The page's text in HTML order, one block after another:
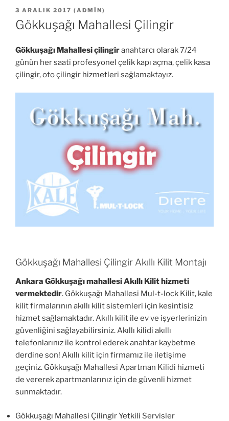
YAYIM
TARIHI
3 ARALIK 2017 ( ADMIN)
Gökkuşağı Mahallesi Çilingir
Gökkuşağı Mahallesi çilingiranahtarcı olarak 7/24
günün her saati profesyonel çelik kapı açma, çelik kasa
çilingir, oto çilingir hizmetleri sağlamaktayız.
Gökkuşağı Mahallesi Çilingir Akıllı Kilit Montajı
Ankara Gökkuşağı mahallesi Akıllı Kilit hizmeti
vermektedir. Gökkuşağı Mahallesi Mul-t-lock Kilit, kale
kilit firmalarının akıllı kilit sistemleri için kesintisiz
hizmet sağlamaktadır. Akıllı kilit ile ev ve işyerlerinizin
güvenliğini sağlayabilirsiniz. Akıllı kilidi akıllı
telefonlarınız ile kontrol ederek anahtar kaybetme
derdine son! Akıllı kilit için firmamız ile iletişime
geçiniz. Gökkuşağı Mahallesi Apartman Kilidi hizmeti
de vererek apartmanlarınız için de güvenli hizmet
sunmaktadır.
Gökkuşağı Mahallesi Çilingir Yetkili Servisler